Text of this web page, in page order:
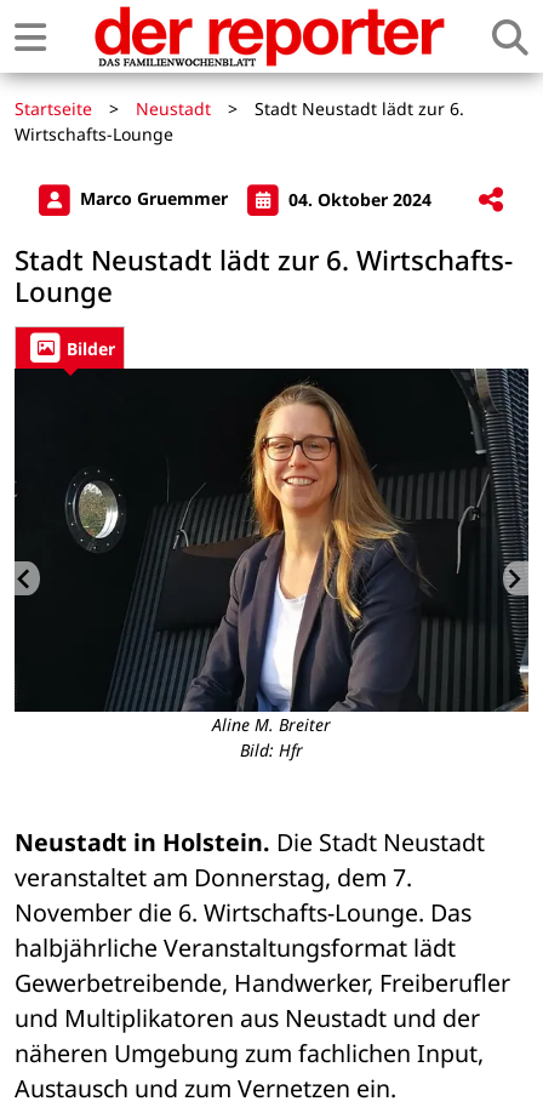
Startseite > Neustadt >
Stadt Neustadt lädt zur 6.
Wirtschafts-Lounge
Marco Gruemmer 04. Oktober 2024
Stadt Neustadt lädt zur 6. Wirtschafts-
Lounge
Bilder
Aline M. Breiter
Bild: Hfr
Neustadt in Holstein. Die Stadt Neustadt
veranstaltet am Donnerstag, dem 7.
November die 6. Wirtschafts-Lounge. Das
halbjährliche Veranstaltungsformat lädt
Gewerbetreibende, Handwerker, Freiberufler
und Multiplikatoren aus Neustadt und der
näheren Umgebung zum fachlichen Input,
Austausch und zum Vernetzen ein.